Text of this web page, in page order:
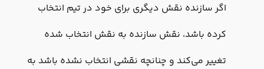
اگر سازنده نقش دیگری برای خود در تیم انتخاب
کرده باشد، نقش سازنده به نقش انتخاب شده
تغییر می‌کند و چنانچه نقشی انتخاب نشده باشد به